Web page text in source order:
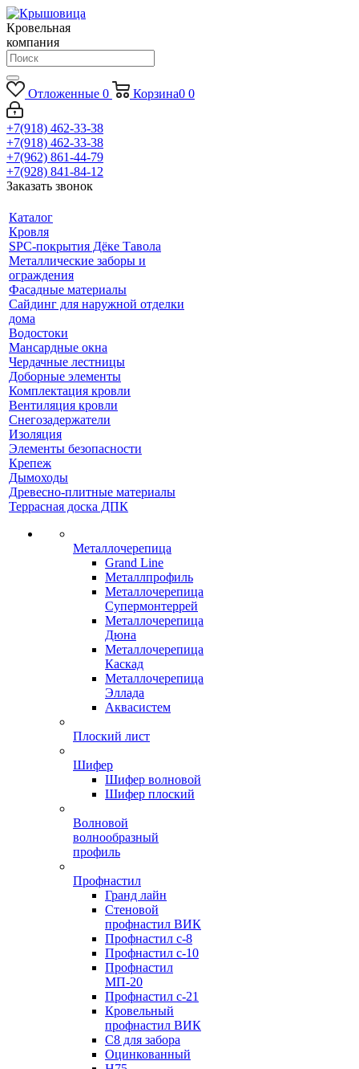
Кровельная
компания
Отложенные 0 Корзина0 0
+7(918) 462-33-38
+7(918) 462-33-38
+7(962) 861-44-79
+7(928) 841-84-12
Заказать звонок
Каталог
Кровля
SPC-покрытия Дёке Тавола
Металлические заборы и
ограждения
Фасадные материалы
Сайдинг для наружной отделки
дома
Водостоки
Мансардные окна
Чердачные лестницы
Доборные элементы
Комплектация кровли
Вентиляция кровли
Снегозадержатели
Изоляция
Элементы безопасности
Крепеж
Дымоходы
Древесно-плитные материалы
Террасная доска ДПК
Металлочерепица
Grand Line
Металлпрофиль
Металлочерепица
Супермонтеррей
Металлочерепица
Дюна
Металлочерепица
Каскад
Металлочерепица
Эллада
Аквасистем
Плоский лист
Шифер
Шифер волновой
Шифер плоский
Волновой
волнообразный
профиль
Профнастил
Гранд лайн
Стеновой
профнастил ВИК
Профнастил с-8
Профнастил с-10
Профнастил
МП-20
Профнастил с-21
Кровельный
профнастил ВИК
С8 для забора
Оцинкованный